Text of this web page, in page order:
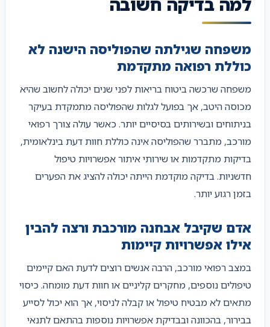
משפחה שגילתה שהפוליסה הישנה לא
כוללת רפואה מתקדמת
משפחה שרכשה ביטוח בריאות לפני שנים יכולה לחשוב שהיא
מכוסה היטב, אך בפועל לגלות שהפוליסה מתמקדת בעיקר
בניתוחים ובשירותים בסיסיים יותר. כאשר עולה צורך רפואי
מורכב, מתברר שהפוליסה אינה כוללת חוות דעת בינלאומית,
בדיקות מתקדמות או שירותי איתור אפשרויות טיפול
חדשניות. בדיקה מוקדמת הייתה יכולה להציג את הפערים
בזמן רגוע יותר.
אדם שקיבל אבחנה מורכבת ורצה להבין
אילו אפשרויות קיימות
במצב רפואי מורכב, הרבה אנשים רוצים לדעת האם קיימים
טיפולים נוספים, מחקרים קליניים או חוות דעת מומחה. כיסוי
מתאים לא מבטיח טיפול או קבלה לניסוי, אך הוא יכול לסייע
בבירור, בהכוונה ובבדיקת אפשרויות נוספות בהתאם לתנאי